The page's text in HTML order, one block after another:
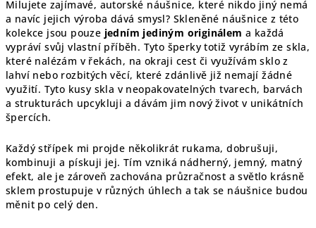
Milujete zajímavé, autorské náušnice, které nikdo jiný nemá
a navíc jejich výroba dává smysl? Skleněné náušnice z této
kolekce jsou pouze jedním jediným originálem a každá
vypráví svůj vlastní příběh. Tyto šperky totiž vyrábím ze skla,
které nalézám v řekách, na okraji cest či využívám sklo z
lahví nebo rozbitých věcí, které zdánlivě již nemají žádné
využití. Tyto kusy skla v neopakovatelných tvarech, barvách
a strukturách upcykluji a dávám jim nový život v unikátních
špercích.
Každý střípek mi projde několikrát rukama, dobrušuji,
kombinuji a pískuji jej. Tím vzniká nádherný, jemný, matný
efekt, ale je zároveň zachována průzračnost a světlo krásně
sklem prostupuje v různých úhlech a tak se náušnice budou
měnit po celý den.